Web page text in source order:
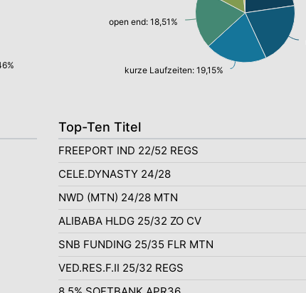
kurze Laufzeiten: 19,15%
open end: 18,51%
Top-Ten Titel
FREEPORT IND 22/52 REGS
CELE.DYNASTY 24/28
NWD (MTN) 24/28 MTN
ALIBABA HLDG 25/32 ZO CV
SNB FUNDING 25/35 FLR MTN
VED.RES.F.II 25/32 REGS